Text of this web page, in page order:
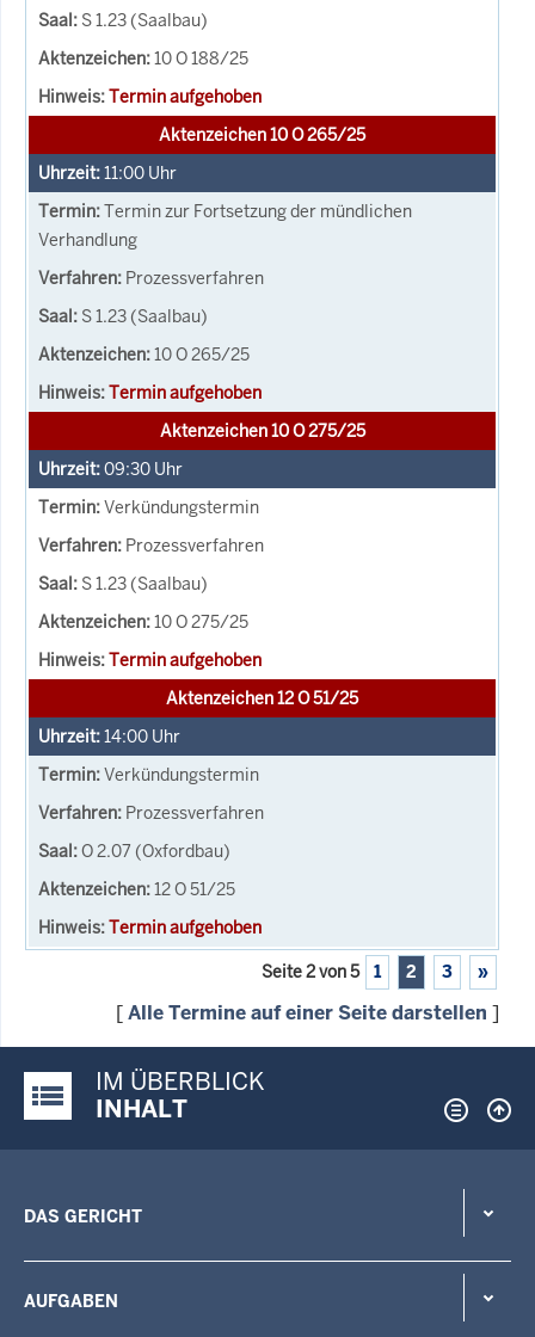
S 1.23 (Saalbau)
10 O 188/25
Termin aufgehoben
Aktenzeichen 10 O 265/25
11:00 Uhr
Termin zur Fortsetzung der mündlichen
Verhandlung
Prozessverfahren
S 1.23 (Saalbau)
10 O 265/25
Termin aufgehoben
Aktenzeichen 10 O 275/25
09:30 Uhr
Verkündungstermin
Prozessverfahren
S 1.23 (Saalbau)
10 O 275/25
Termin aufgehoben
Aktenzeichen 12 O 51/25
14:00 Uhr
Verkündungstermin
Prozessverfahren
O 2.07 (Oxfordbau)
12 O 51/25
Termin aufgehoben
Seite 2 von 5 1 2 3 »
[Alle Termine auf einer Seite darstellen ]
Justiz-Portal im Überblick:
IM ÜBERBLICK
INHALT
DAS GERICHT
AUFGABEN